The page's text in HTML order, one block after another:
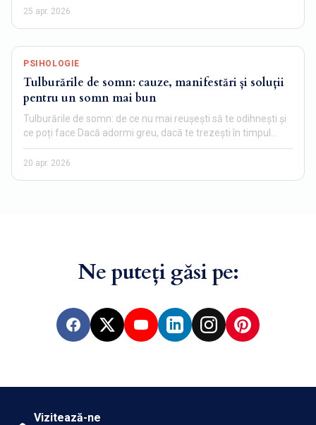
25 apr. 2026
PSIHOLOGIE
Tulburările de somn: cauze, manifestări și soluții
pentru un somn mai bun
Tulburările de somn: de ce nu mai reușești să te odihnești și
ce poți face Dacă adormi greu, dacă te trezești în timpul…
20 apr. 2026
Ne puteți găsi pe:
Facebook
X YouTubeLinkedInInstagramPinterest
Vizitează-ne